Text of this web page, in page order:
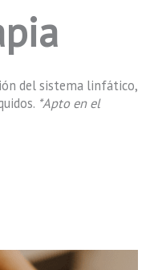
del sistema linfático,
*Apto en el